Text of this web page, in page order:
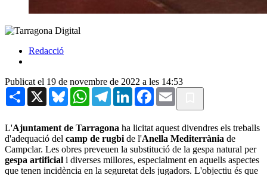
Redacció
Publicat el 19 de novembre de 2022 a les 14:53
Share X BlueskyWhatsAppTelegramLinkedInFacebook
Email
L'Ajuntament de Tarragona ha licitat aquest divendres els treballs
d'adequació del camp de rugbi de l'Anella Mediterrània de
Campclar. Les obres preveuen la substitució de la gespa natural per
gespa artificial i diverses millores, especialment en aquells aspectes
que tenen incidència en la seguretat dels jugadors. L'objectiu és que